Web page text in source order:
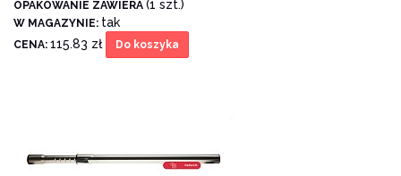
OPAKOWANIE ZAWIERA (1 szt.)
W MAGAZYNIE: tak
CENA: 115.83 zł Do koszyka